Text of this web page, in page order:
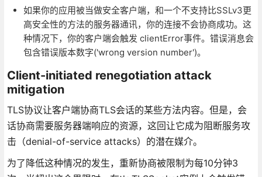
如果你的应用被当做安全客户端，和一个不支持比SSLv3更
高安全性的方法的服务器通讯，你的连接不会协商成功。这
种情况下，你的客户端会触发 clientError事件。错误消息会
包含错误版本数字('wrong version number')。
Client-initiated renegotiation attack
mitigation
TLS协议让客户端协商TLS会话的某些方法内容。但是，会
话协商需要服务器端响应的资源，这回让它成为阻断服务攻
击（denial-of-service attacks）的潜在媒介。
为了降低这种情况的发生，重新协商被限制为每10分钟3